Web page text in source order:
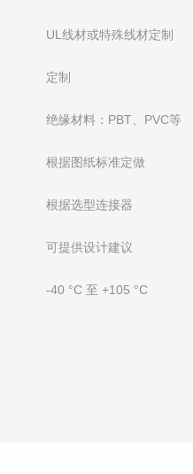
UL线材或特殊线材定制
定制
绝缘材料：PBT、PVC等
根据图纸标准定做
根据选型连接器
可提供设计建议
-40 °C 至 +105 °C